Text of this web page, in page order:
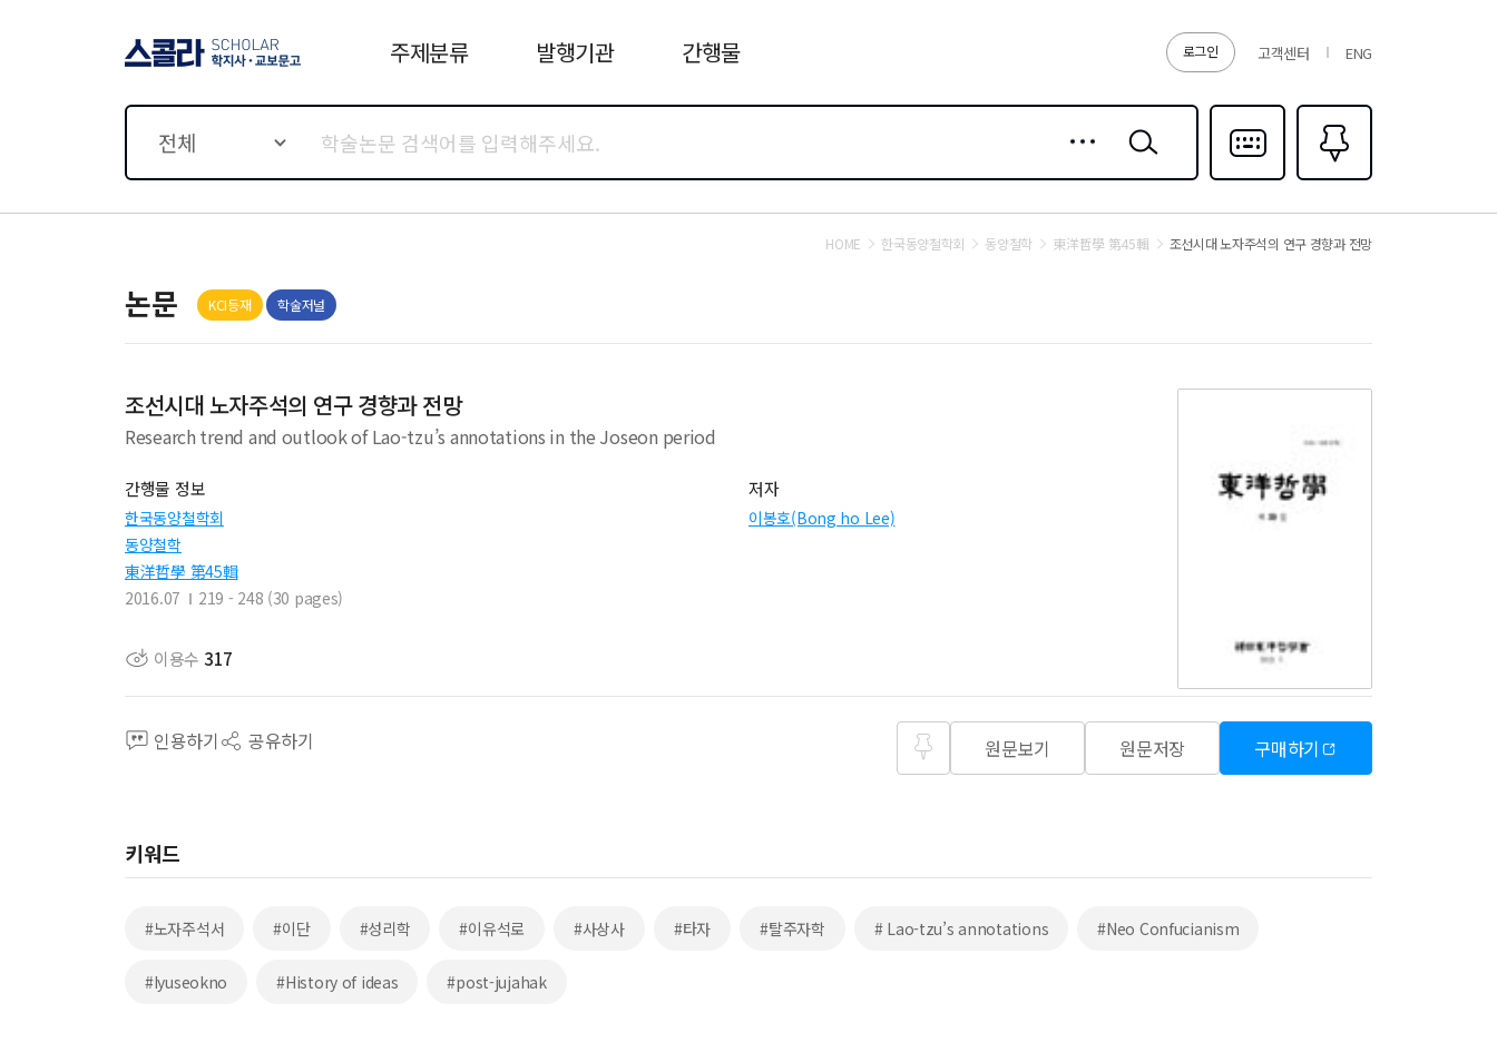
로그인 고객센터 ENG
주제분류 발행기관 간행물
전체
검색
다국어입력
즐겨찾기0
HOME 한국동양철학회 동양철학 東洋哲學 第45輯 조선시대 노자주석의 연구 경향과 전망
논문 KCI등재 학술저널
조선시대 노자주석의 연구 경향과 전망
Research trend and outlook of Lao-tzu’s annotations in the Joseon period
간행물 정보
한국동양철학회
동양철학
東洋哲學 第45輯
2016.07
219 - 248 (30 pages)
저자
이봉호(Bong ho Lee)
이용수 317
인용하기 공유하기 원문보기 원문저장 구매하기
키워드
#노자주석서 #이단 #성리학 #이유석로 #사상사 #타자 #탈주자학 # Lao-tzu’s annotations #Neo Confucianism
#Iyuseokno #History of ideas #post-jujahak